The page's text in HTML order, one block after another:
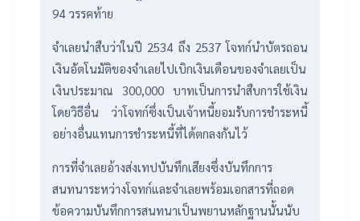
94 วรรคท้าย
​จำเลยนำสืบว่าในปี 2534 ถึง 2537 โจทก์นำบัตรถอน
เงินอัตโนมัติของจำเลยไปเบิกเงินเดือนของจำเลยเป็น
เงินประมาณ 300,000 บาทเป็นการนำสืบการใช้เงิน
โดยวิธีอื่น ว่าโจทก์ซึ่งเป็นเจ้าหนี้ยอมรับการชำระหนี้
อย่างอื่นแทนการชำระหนี้ที่ได้ตกลงกันไว้
​การที่จำเลยอ้างส่งเทปบันทึกเสียงซึ่งบันทึกการ
สนทนาระหว่างโจทก์และจำเลยพร้อมเอกสารที่ถอด
ข้อความบันทึกการสนทนาเป็นพยานหลักฐานนั้นนับ